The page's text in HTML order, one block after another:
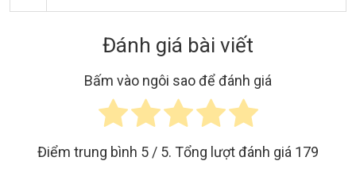
Đánh giá bài viết
Bấm vào ngôi sao để đánh giá
Điểm trung bình 5 / 5. Tổng lượt đánh giá 179